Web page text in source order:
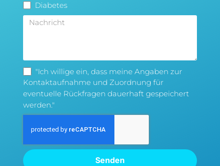
Diabetes
"Ich willige ein, dass meine Angaben zur
Kontaktaufnahme und Zuordnung für
eventuelle Rückfragen dauerhaft gespeichert
werden."
Senden